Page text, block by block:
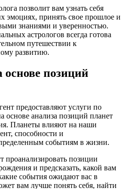
позволит вам узнать себя
эмоциях, принять свое прошлое и
знаниями и уверенностью.
астрологов всегда готова
путешествии к
развитию.
основе позиций
предоставляют услуги по
основе анализа позиций планет
Планеты влияют на наши
способности и
событиям в жизни.
проанализировать позиции
и предсказать, какой вам
события ожидают вас в
вам лучше понять себя, найти